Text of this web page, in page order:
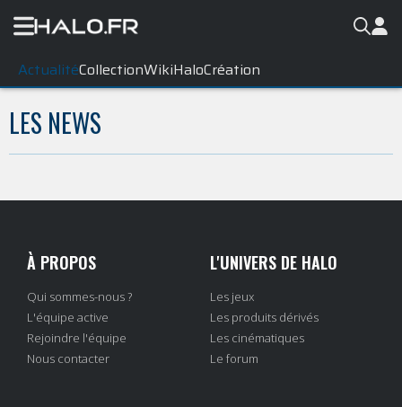
ActualitéCollectionWikiHaloCréation
LES NEWS
À PROPOS
Qui sommes-nous ?
L'équipe active
Rejoindre l'équipe
Nous contacter
L'UNIVERS DE HALO
Les jeux
Les produits dérivés
Les cinématiques
Le forum